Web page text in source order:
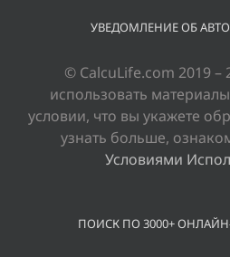
УВЕДОМЛЕНИЕ ОБ
© CalcuLife.com 2019 –
использовать
условии, что вы укажете
узнать больше,
Условиями
ПОИСК ПО 3000+